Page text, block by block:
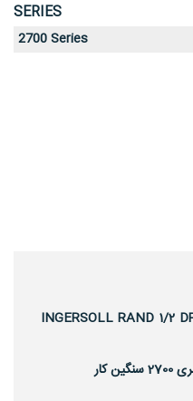
SERIES
2700 Series
INGERSOLL RAND 1/2